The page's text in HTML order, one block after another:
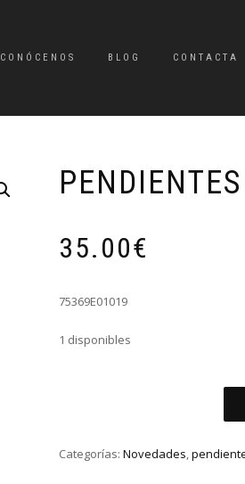
CONÓCENOS BLOG CONTACTA
35.00€
75369E01019
1 disponibles
cantidad
Categorías: Novedades,